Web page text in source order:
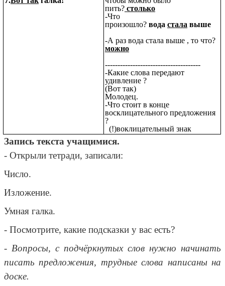
пить? столько
-Что
произошло? вода стала выше
-А раз вода стала выше , то что?
можно
--------------------------------------
-Какие слова передают
удивление ?
(Вот так)
Молодец.
-Что стоит в конце
восклицательного предложения
?
(!)воклицательный знак
Запись текста учащимися.
- Открыли тетради, записали:
Число.
Изложение.
Умная галка.
- Посмотрите, какие подсказки у вас есть?
- Вопросы, с подчёркнутых слов нужно начинать
писать предложения, трудные слова написаны на
доске.